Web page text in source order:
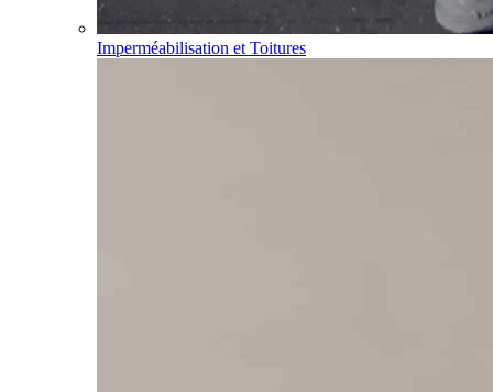
Imperméabilisation et Toitures